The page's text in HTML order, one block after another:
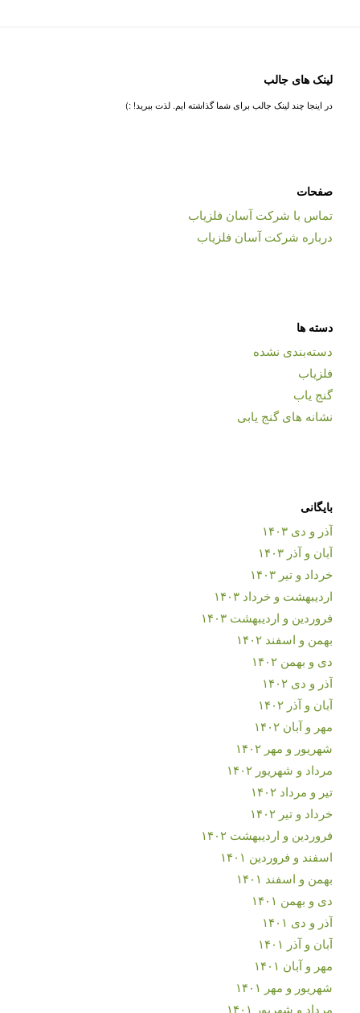
لینک های جالب
در اینجا چند لینک جالب برای شما گذاشته ایم. لذت ببرید! :)
صفحات
تماس با شرکت آسان فلزیاب
درباره شرکت آسان فلزیاب
دسته ها
دسته‌بندی نشده
فلزیاب
گنج یاب
نشانه های گنج یابی
بایگانی
آذر و دی ۱۴۰۳
آبان و آذر ۱۴۰۳
خرداد و تیر ۱۴۰۳
اردیبهشت و خرداد ۱۴۰۳
فروردین و اردیبهشت ۱۴۰۳
بهمن و اسفند ۱۴۰۲
دی و بهمن ۱۴۰۲
آذر و دی ۱۴۰۲
آبان و آذر ۱۴۰۲
مهر و آبان ۱۴۰۲
شهریور و مهر ۱۴۰۲
مرداد و شهریور ۱۴۰۲
تیر و مرداد ۱۴۰۲
خرداد و تیر ۱۴۰۲
فروردین و اردیبهشت ۱۴۰۲
اسفند و فروردین ۱۴۰۱
بهمن و اسفند ۱۴۰۱
دی و بهمن ۱۴۰۱
آذر و دی ۱۴۰۱
آبان و آذر ۱۴۰۱
مهر و آبان ۱۴۰۱
شهریور و مهر ۱۴۰۱
مرداد و شهریور ۱۴۰۱